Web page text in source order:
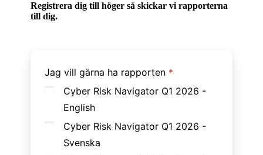
Registrera dig till höger så skickar vi rapporterna
till dig.
Jag vill gärna ha rapporten
Cyber Risk Navigator Q1 2026 -
English
Cyber Risk Navigator Q1 2026 -
Svenska